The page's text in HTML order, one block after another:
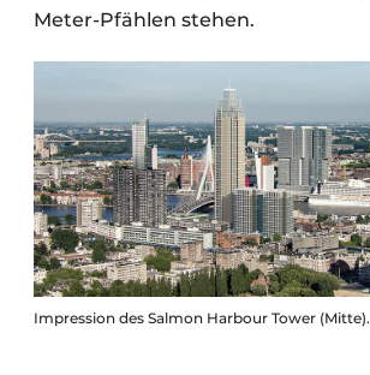
Meter-Pfählen stehen.
Impression des Salmon Harbour Tower (Mitte).